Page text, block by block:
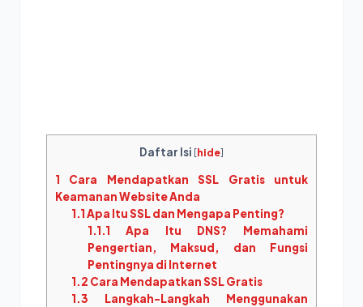
Daftar Isi [hide]
1 Cara Mendapatkan SSL Gratis untuk
Keamanan Website Anda
1.1Apa Itu SSL dan Mengapa Penting?
1.1.1 Apa Itu DNS? Memahami
Pengertian, Maksud, dan Fungsi
Pentingnya di Internet
1.2 Cara Mendapatkan SSL Gratis
1.3 Langkah-Langkah Menggunakan